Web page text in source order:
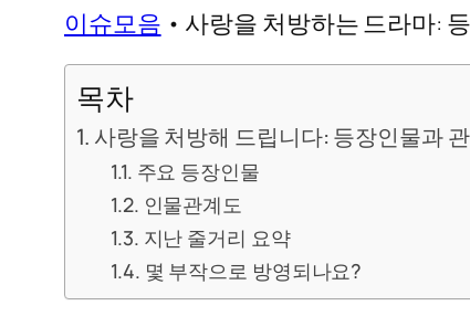
이슈모음 • 사랑을 처방하는 드라마:
목차
사랑을 처방해 드립니다: 등장인물과
주요 등장인물
인물관계도
지난 줄거리 요약
몇 부작으로 방영되나요?